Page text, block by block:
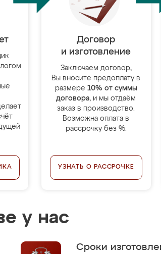
Договор
и изготовление
Заключаем договор,
Вы вносите предоплату в
размере 10% от суммы
договора, и мы отдаём
заказ в производство.
Возможна оплата в
рассрочку без %.
УЗНАТЬ О РАССРОЧКЕ
у нас
Сроки